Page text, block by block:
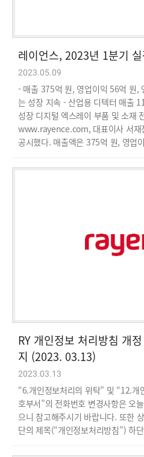
레이언스, 2023년 1분기
2023.05.09
- 매출 375억 원, 영업이익 56억 원,
는 성장 지속 - 산업용 디텍터 매출
성장 디지털 엑스레이 부품 및 소재
www.rayence.com, 대표이사 서재
공시했다. 매출액은 375억 원, 영업
RY 개인정보 처리방침 개
지 (2023. 03.13)
2023.03.13
“6.개인정보처리의 위탁” 및 “12.
호부서”의 전화번호 변경사항은 오
으니 참고해주시기 바랍니다. 또한
단의 제목(“개인정보처리방침”) 하